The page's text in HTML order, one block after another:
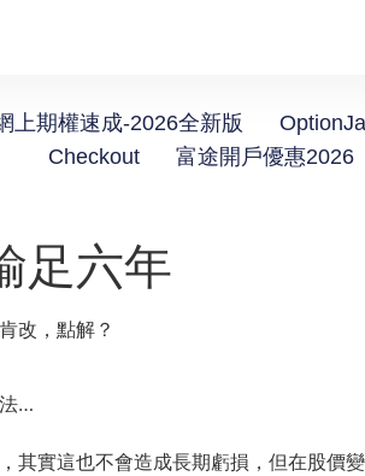
上期權速成-2026全新版
Checkout
富途開戶優惠2026
足六年
改，點解？
…
實這也不會造成長期虧損，但在股價